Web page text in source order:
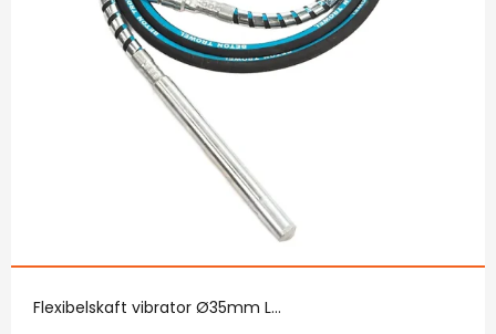
Flexibelskaft vibrator Ø35mm L...